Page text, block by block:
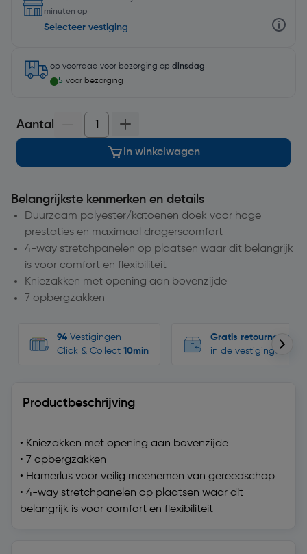
minuten op
Selecteer vestiging
op voorraad voor bezorging op dinsdag
5 voor bezorging
Aantal
In winkelwagen
Belangrijkste kenmerken en details
Duurzaam polyester/katoenen doek voor hoge
prestaties en maximaal dragerscomfort
4-way stretchpanelen op plaatsen waar dit belangrijk
is voor comfort en flexibiliteit
Kniezakken met opening aan bovenzijde
7 opbergzakken
94 Vestigingen
Click & Collect 10min
Gratis retourneren
in de vestigingen
Productbeschrijving
• Kniezakken met opening aan bovenzijde
• 7 opbergzakken
• Hamerlus voor veilig meenemen van gereedschap
• 4-way stretchpanelen op plaatsen waar dit
belangrijk is voor comfort en flexibiliteit